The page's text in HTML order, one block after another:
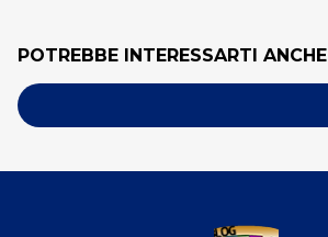
POTREBBE INTERESSARTI ANCHE